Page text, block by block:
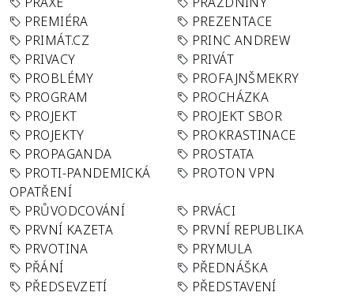
PREMIÉRA
PREZENTACE
PRIMÁT.CZ
PRINC ANDREW
PRIVACY
PRIVÁT
PROBLÉMY
PROFAJNŠMEKRY
PROGRAM
PROCHÁZKA
PROJEKT
PROJEKT SBOR
PROJEKTY
PROKRASTINACE
PROPAGANDA
PROSTATA
PROTI-PANDEMICKÁ
OPATŘENÍ
PROTON VPN
PRŮVODCOVÁNÍ
PRVÁCI
PRVNÍ KAZETA
PRVNÍ REPUBLIKA
PRVOTINA
PRYMULA
PŘÁNÍ
PŘEDNÁŠKA
PŘEDSEVZETÍ
PŘEDSTAVENÍ